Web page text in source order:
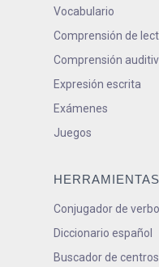
Vocabulario
Comprensión de
Comprensión
Expresión escrita
Exámenes
Juegos
HERRAMIENTAS
Conjugador de
Diccionario español
Buscador de